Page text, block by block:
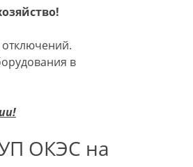
в
ОКЭС на